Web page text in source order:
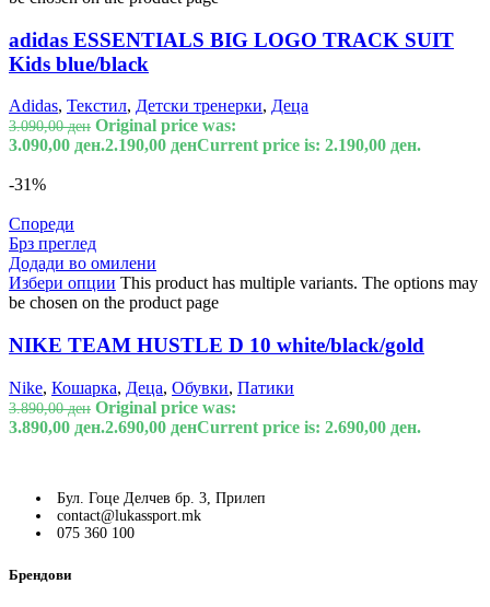
adidas ESSENTIALS BIG LOGO TRACK SUIT
Kids blue/black
Adidas, Текстил, Детски тренерки, Деца
3.090,00ден Original price was:
3.090,00 ден.2.190,00 денCurrent price is: 2.190,00 ден.
-31%
Спореди
Брз преглед
Додади во омилени
Избери опции This product has multiple variants. The options may
be chosen on the product page
NIKE TEAM HUSTLE D 10 white/black/gold
Nike, Кошарка, Деца, Обувки, Патики
3.890,00ден Original price was:
3.890,00 ден.2.690,00 денCurrent price is: 2.690,00 ден.
Бул. Гоце Делчев бр. 3, Прилеп
contact@lukassport.mk
075 360 100
Брендови